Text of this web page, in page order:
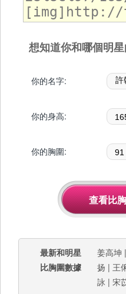
想知道你和哪個明
你的名字:
你的身高:
你的胸圍:
最新和明星
比胸圍數據
姜高坤
扬 | 王
詠 | 宋